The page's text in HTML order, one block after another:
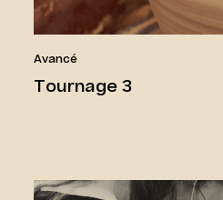
Avancé
Tournage 3
Façonnage 1